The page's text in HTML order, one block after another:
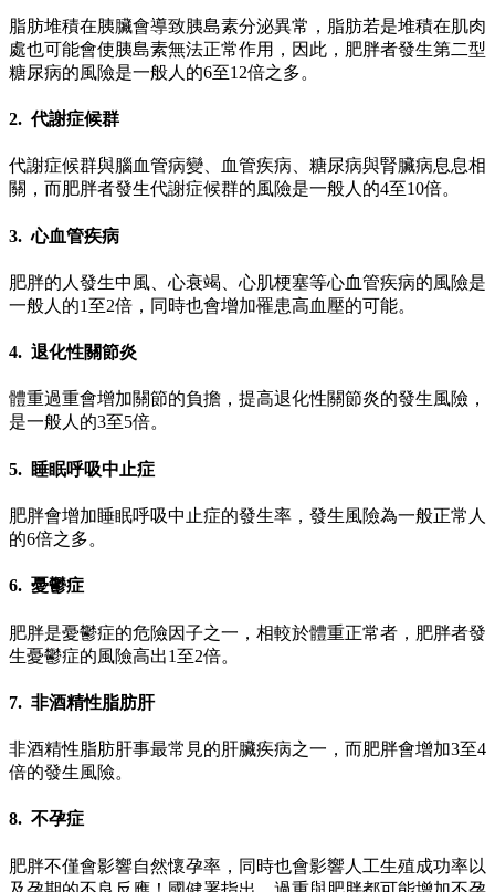
脂肪堆積在胰臟會導致胰島素分泌異常，脂肪若是堆積在肌肉
處也可能會使胰島素無法正常作用，因此，肥胖者發生第二型
糖尿病的風險是一般人的6至12倍之多。
2. 代謝症候群
代謝症候群與腦血管病變、血管疾病、糖尿病與腎臟病息息相
關，而肥胖者發生代謝症候群的風險是一般人的4至10倍。
3. 心血管疾病
肥胖的人發生中風、心衰竭、心肌梗塞等心血管疾病的風險是
一般人的1至2倍，同時也會增加罹患高血壓的可能。
4. 退化性關節炎
體重過重會增加關節的負擔，提高退化性關節炎的發生風險，
是一般人的3至5倍。
5. 睡眠呼吸中止症
肥胖會增加睡眠呼吸中止症的發生率，發生風險為一般正常人
的6倍之多。
6. 憂鬱症
肥胖是憂鬱症的危險因子之一，相較於體重正常者，肥胖者發
生憂鬱症的風險高出1至2倍。
7. 非酒精性脂肪肝
非酒精性脂肪肝事最常見的肝臟疾病之一，而肥胖會增加3至4
倍的發生風險。
8. 不孕症
肥胖不僅會影響自然懷孕率，同時也會影響人工生殖成功率以